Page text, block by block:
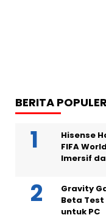
BERITA POPULER
Hisense
FIFA
Imersif
Gravity
Beta Test
untuk PC